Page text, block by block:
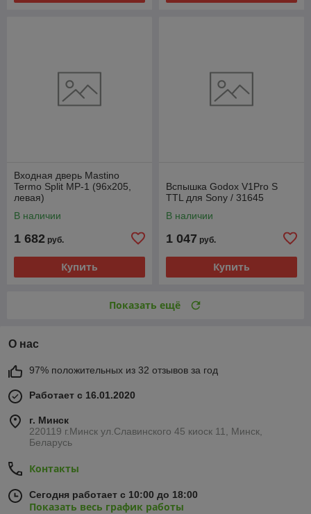
Входная дверь Mastino
Termo Split MP-1 (96x205,
левая)
В наличии
1 682 руб.
Купить
Вспышка Godox V1Pro S
TTL для Sony / 31645
В наличии
1 047 руб.
Купить
Показать ещё
О нас
97% положительных из 32 отзывов за год
Работает с 16.01.2020
г. Минск
220119 г.Минск ул.Славинского 45 киоск 11, Минск,
Беларусь
Контакты
Сегодня работает с 10:00 до 18:00
Показать весь график работы